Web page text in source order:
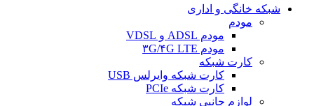
شبکه خانگی و اداری
مودم
مودم ADSL و VDSL
مودم ۳G/۴G LTE
کارت شبکه
کارت شبکه وایرلس USB
کارت شبکه PCIe
لوازم جانبی شبکه